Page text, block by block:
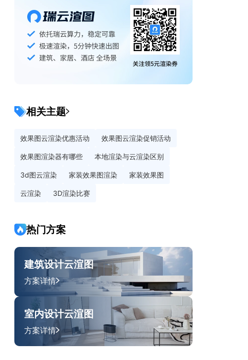
相关主题
效果图云渲染优惠活动 效果图云渲染促销活动
效果图渲染器有哪些 本地渲染与云渲染区别
3d图云渲染 家装效果图渲染 家装效果图
云渲染 3D渲染比赛
热门方案
建筑设计云渲图
方案详情
室内设计云渲图
方案详情